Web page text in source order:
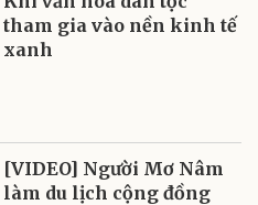
tham gia vào nền kinh tế
xanh
[VIDEO] Người Mơ Nâm
làm du lịch cộng đồng